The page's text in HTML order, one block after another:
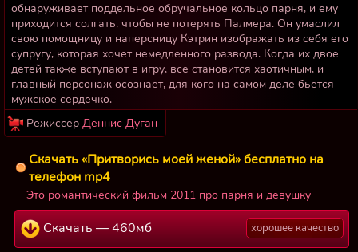
обнаруживает поддельное обручальное кольцо парня, и ему
приходится солгать, чтобы не потерять Палмера. Он умаслил
свою помощницу и наперсницу Кэтрин изображать из себя его
супругу, которая хочет немедленного развода. Когда их двое
детей также вступают в игру, все становится хаотичным, и
главный персонаж осознает, для кого на самом деле бьется
мужское сердечко.
Режиссер Деннис Дуган
Скачать «Притворись моей женой» бесплатно на
телефон mp4
Это романтический фильм 2011 про парня и девушку
Скачать — 460мб хорошее качество